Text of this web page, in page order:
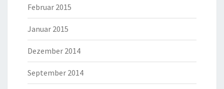
Februar 2015
Januar 2015
Dezember 2014
September 2014